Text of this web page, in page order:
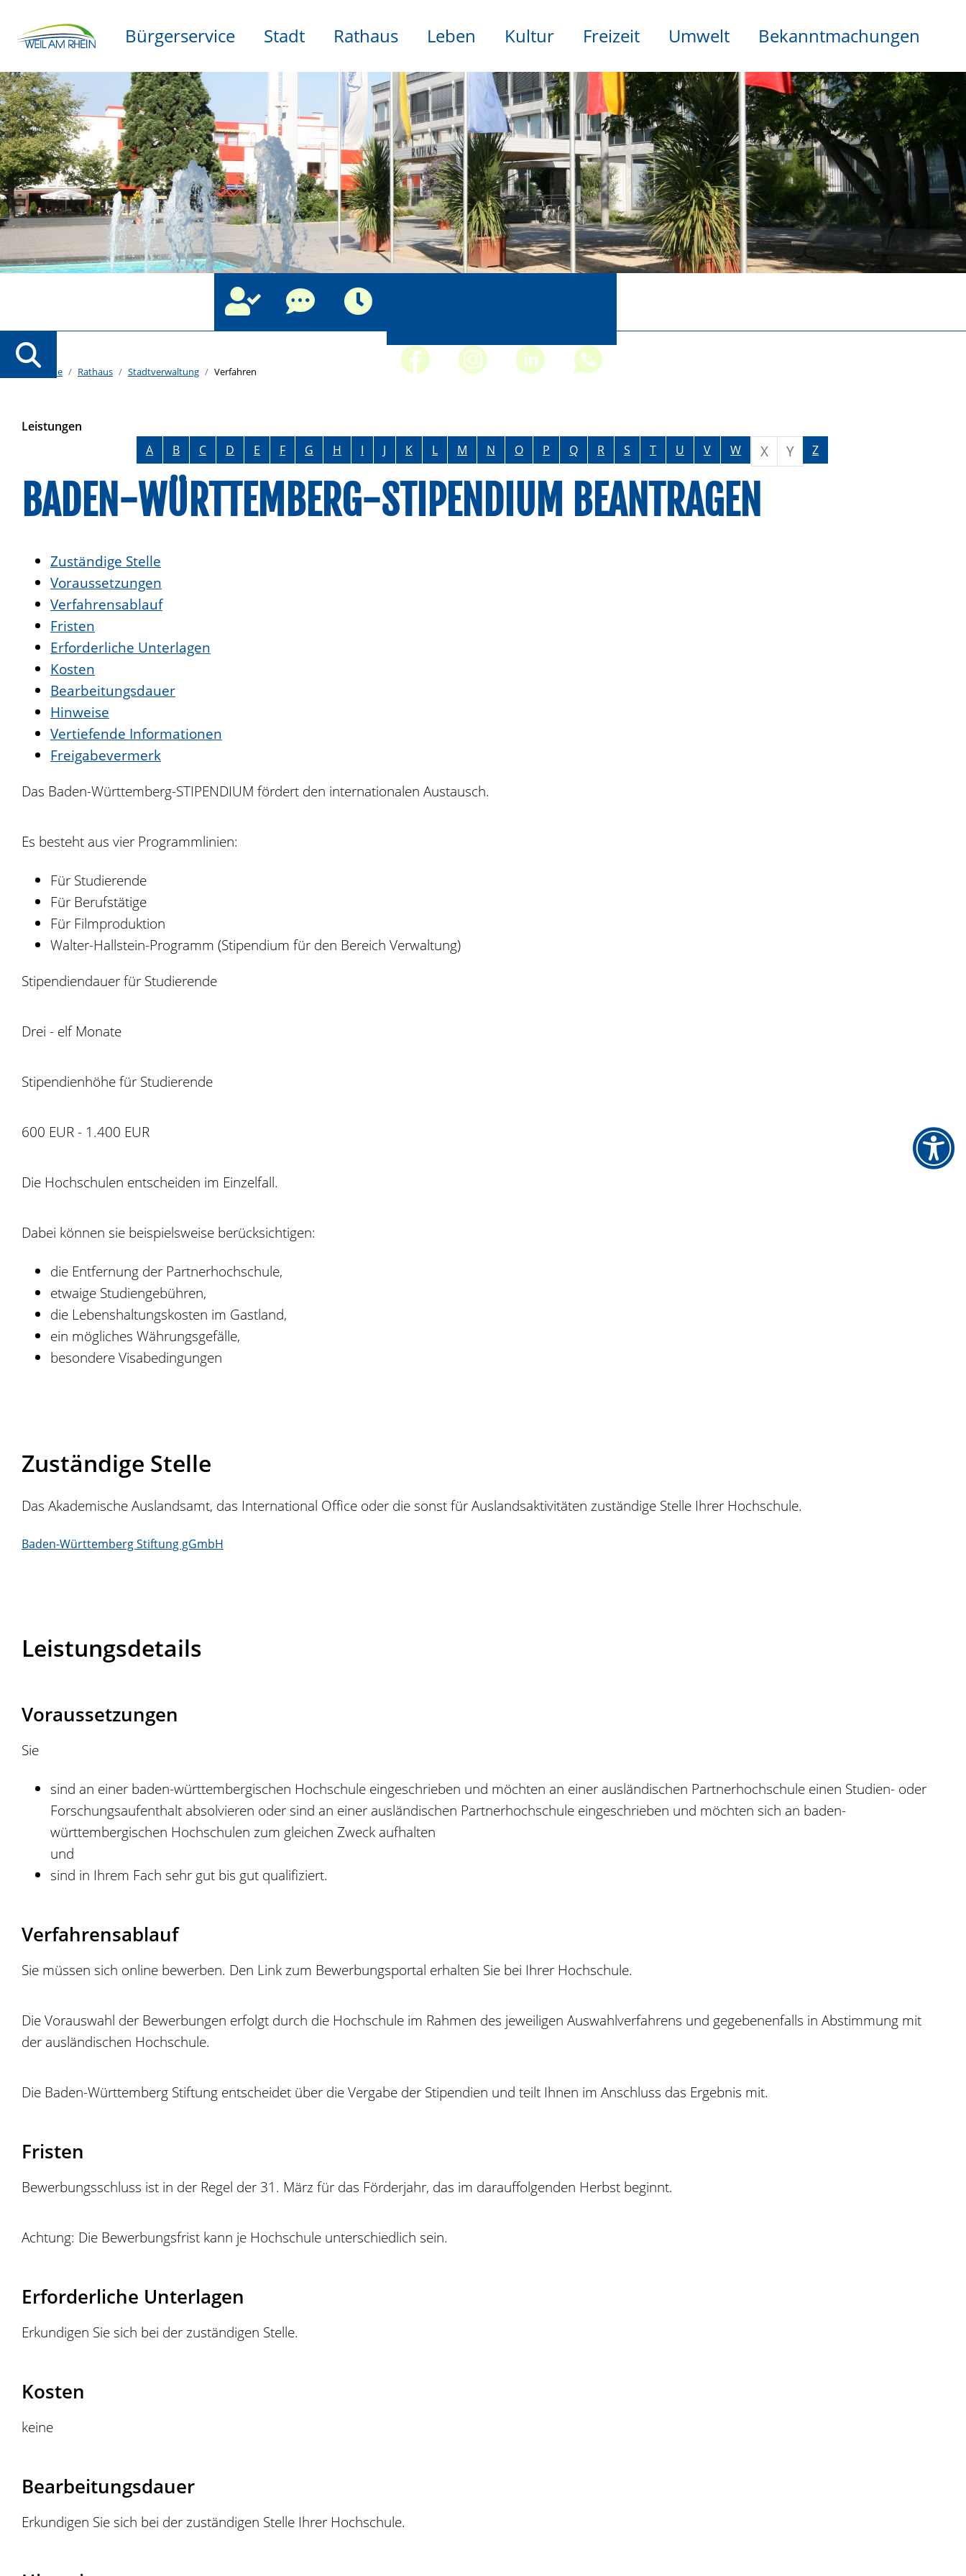
Bürgerservice Stadt Rathaus Leben Kultur Freizeit Umwelt Bekanntmachungen
Startseite Rathaus Stadtverwaltung Verfahren
Leistungen
Alphabetisches Register überspringen
A B C D E F G H I J K L M N O P Q R S T U V W X Y Z
BADEN-WÜRTTEMBERG-STIPENDIUM BEANTRAGEN
Zuständige Stelle
Voraussetzungen
Verfahrensablauf
Fristen
Erforderliche Unterlagen
Kosten
Bearbeitungsdauer
Hinweise
Vertiefende Informationen
Freigabevermerk
Das Baden-Württemberg-STIPENDIUM fördert den internationalen Austausch.
Es besteht aus vier Programmlinien:
Für Studierende
Für Berufstätige
Für Filmproduktion
Walter-Hallstein-Programm (Stipendium für den Bereich Verwaltung)
Stipendiendauer für Studierende
Drei - elf Monate
Stipendienhöhe für Studierende
600 EUR - 1.400 EUR
Die Hochschulen entscheiden im Einzelfall.
Dabei können sie beispielsweise berücksichtigen:
die Entfernung der Partnerhochschule,
etwaige Studiengebühren,
die Lebenshaltungskosten im Gastland,
ein mögliches Währungsgefälle,
besondere Visabedingungen
Zuständige Stelle
Das Akademische Auslandsamt, das International Office oder die sonst für Auslandsaktivitäten zuständige Stelle Ihrer Hochschule.
Baden-Württemberg Stiftung gGmbH
Leistungsdetails
Voraussetzungen
Sie
sind an einer baden-württembergischen Hochschule eingeschrieben und möchten an einer ausländischen Partnerhochschule einen Studien- oder
Forschungsaufenthalt absolvieren oder sind an einer ausländischen Partnerhochschule eingeschrieben und möchten sich an baden-
württembergischen Hochschulen zum gleichen Zweck aufhalten
und
sind in Ihrem Fach sehr gut bis gut qualifiziert.
Verfahrensablauf
Sie müssen sich online bewerben. Den Link zum Bewerbungsportal erhalten Sie bei Ihrer Hochschule.
Die Vorauswahl der Bewerbungen erfolgt durch die Hochschule im Rahmen des jeweiligen Auswahlverfahrens und gegebenenfalls in Abstimmung mit
der ausländischen Hochschule.
Die Baden-Württemberg Stiftung entscheidet über die Vergabe der Stipendien und teilt Ihnen im Anschluss das Ergebnis mit.
Fristen
Bewerbungsschluss ist in der Regel der 31. März für das Förderjahr, das im darauffolgenden Herbst beginnt.
Achtung: Die Bewerbungsfrist kann je Hochschule unterschiedlich sein.
Erforderliche Unterlagen
Erkundigen Sie sich bei der zuständigen Stelle.
Kosten
keine
Bearbeitungsdauer
Erkundigen Sie sich bei der zuständigen Stelle Ihrer Hochschule.